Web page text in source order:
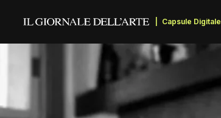
Capsule Digitale